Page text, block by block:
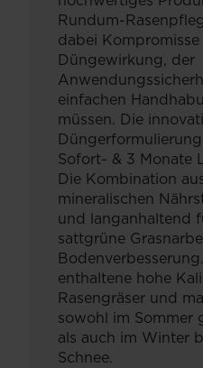
Rundum-
dabei
Düngewirkung, der
einfachen
müssen. Die
Sofort- & 3 Monate
Die Kombination
mineralischen
und langanhaltend
sattgrüne
enthaltene hohe
Rasengräser und
sowohl im Sommer
als auch im Winter
Schnee.